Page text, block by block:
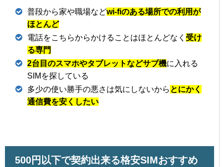
普段から家や職場などwi-fiのある場所での利用が
ほとんど
電話をこちらからかけることはほとんどなく 受け
る専門
2台目のスマホやタブレットなどサブ機に入れる
SIMを探している
多少の使い勝手の悪さは気にしないから とにかく
通信費を安くしたい
500円以下で契約出来る格安SIMおすすめ